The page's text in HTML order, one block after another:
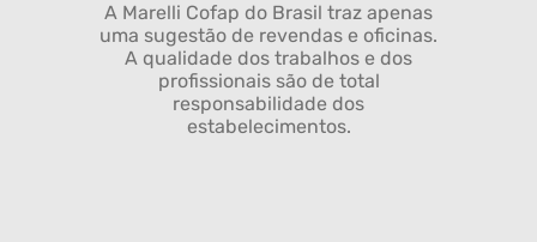
A Marelli Cofap do Brasil traz apenas
uma sugestão de revendas e oficinas.
A qualidade dos trabalhos e dos
profissionais são de total
responsabilidade dos
estabelecimentos.